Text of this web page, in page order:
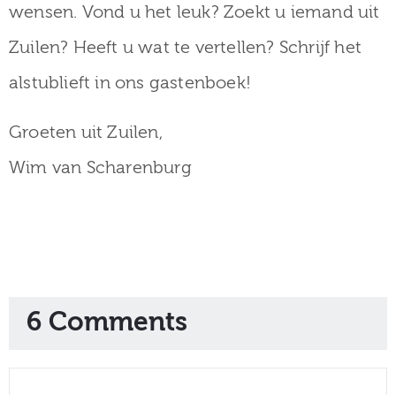
wensen. Vond u het leuk? Zoekt u iemand uit
Zuilen? Heeft u wat te vertellen? Schrijf het
alstublieft in ons gastenboek!
Groeten uit Zuilen,
Wim van Scharenburg
6 Comments